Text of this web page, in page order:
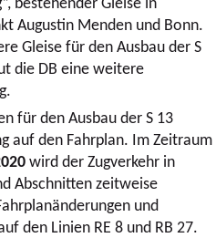
Augustin Menden und Bonn.
Gleise für den Ausbau der S
die DB eine weitere
für den Ausbau der S 13
auf den Fahrplan. Im Zeitraum
wird der Zugverkehr in
Abschnitten zeitweise
und
den Linien RE 8 und RB 27.